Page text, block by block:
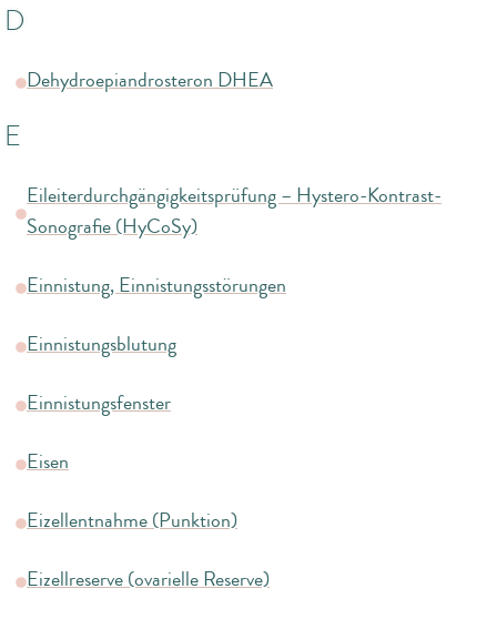
D
Dehydroepiandrosteron DHEA
E
Eileiterdurchgängigkeitsprüfung – Hystero-Kontrast-
Sonografie (HyCoSy)
Einnistung, Einnistungsstörungen
Einnistungsblutung
Einnistungsfenster
Eisen
Eizellentnahme (Punktion)
Eizellreserve (ovarielle Reserve)